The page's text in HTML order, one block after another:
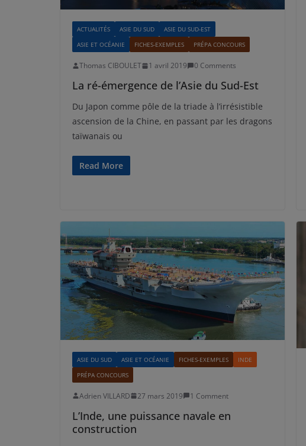
ACTUALITÉS ASIE DU SUD
ASIE DU SUD-EST
ASIE ET OCÉANIE
FICHES-EXEMPLES PRÉPA CONCOURS
Thomas CIBOULET 1 avril 2019 0 Comments
La ré-émergence de l’Asie du Sud-Est
Du Japon comme pôle de la triade à l’irrésistible
ascension de la Chine, en passant par les dragons
taïwanais ou
Read More
ASIE DU SUD ASIE ET OCÉANIE FICHES-EXEMPLES
INDE
PRÉPA CONCOURS
Adrien VILLARD 27 mars 2019 1 Comment
L’Inde, une puissance navale en
construction